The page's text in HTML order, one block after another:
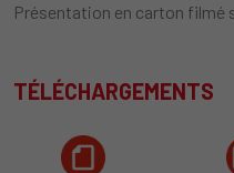
Présentation en carton filmé
TÉLÉCHARGEMENTS